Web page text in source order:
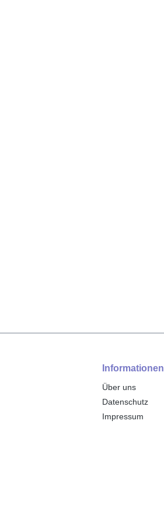
Informationen
Über uns
Datenschutz
Impressum